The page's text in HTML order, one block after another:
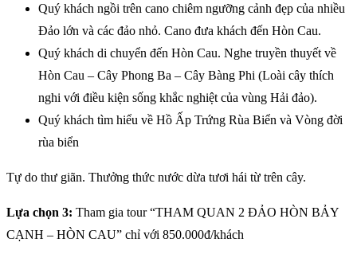
Quý khách ngồi trên cano chiêm ngưỡng cảnh đẹp của nhiều
Đảo lớn và các đảo nhỏ. Cano đưa khách đến Hòn Cau.
Quý khách di chuyển đến Hòn Cau. Nghe truyền thuyết về
Hòn Cau – Cây Phong Ba – Cây Bàng Phi (Loài cây thích
nghi với điều kiện sống khắc nghiệt của vùng Hải đảo).
Quý khách tìm hiểu về Hồ Ấp Trứng Rùa Biển và Vòng đời
rùa biển
Tự do thư giãn. Thưởng thức nước dừa tươi hái từ trên cây.
Lựa chọn 3: Tham gia tour “THAM QUAN 2 ĐẢO HÒN BẢY
CẠNH – HÒN CAU” chỉ với 850.000đ/khách